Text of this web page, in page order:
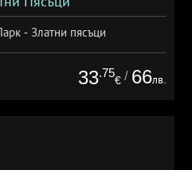
- Златни пясъци
33.75
€ / 66лв.